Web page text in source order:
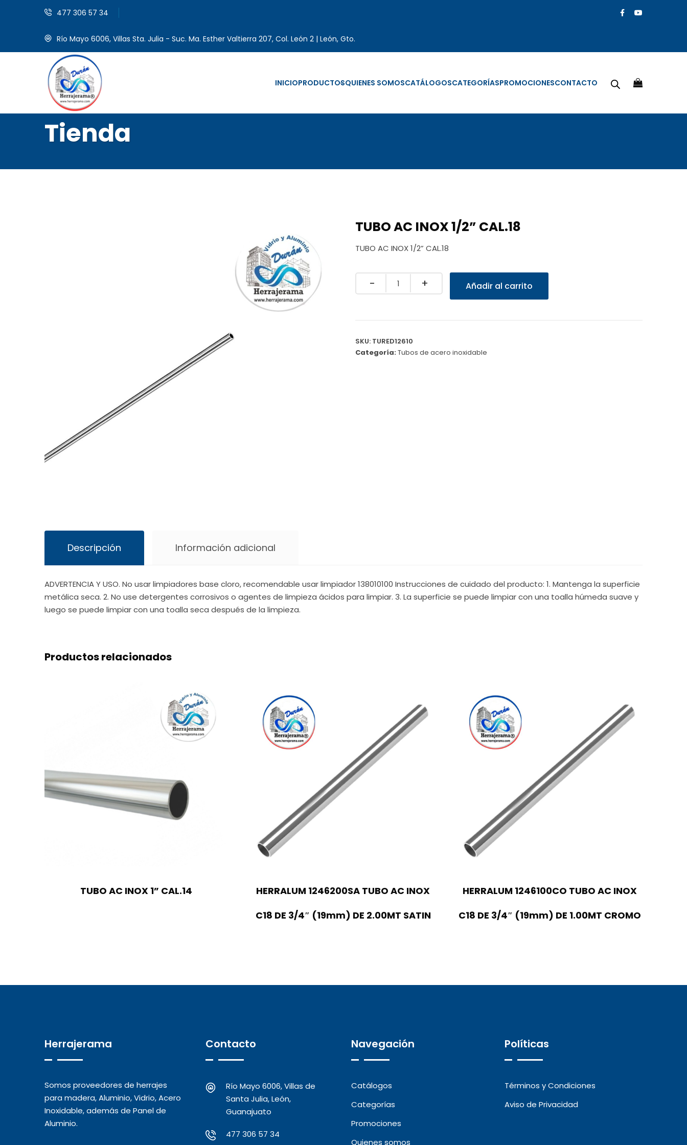
477 306 57 34
Río Mayo 6006, Villas Sta. Julia - Suc. Ma. Esther Valtierra 207, Col. León 2 | León, Gto.
INICIOPRODUCTOSQUIENES SOMOSCATÁLOGOSCATEGORÍASPROMOCIONESCONTACTO
Tienda
TUBO AC INOX 1/2” CAL.18
TUBO AC INOX 1/2” CAL.18
Quantity Añadir al carrito
SKU: TURED12610
Categoría:Tubos de acero inoxidable
Descripción Información adicional
ADVERTENCIA Y USO. No usar limpiadores base cloro, recomendable usar limpiador 138010100 Instrucciones de cuidado del producto: 1. Mantenga la superficie
metálica seca. 2. No use detergentes corrosivos o agentes de limpieza ácidos para limpiar. 3. La superficie se puede limpiar con una toalla húmeda suave y
luego se puede limpiar con una toalla seca después de la limpieza.
Productos relacionados
TUBO AC INOX 1” CAL.14
HERRALUM 1246200SA TUBO AC INOX
C18 DE 3/4″ (19mm) DE 2.00MT SATIN
HERRALUM 1246100CO TUBO AC INOX
C18 DE 3/4″ (19mm) DE 1.00MT CROMO
Herrajerama
Somos proveedores de herrajes
para madera, Aluminio, Vidrio, Acero
Inoxidable, además de Panel de
Aluminio.
Contacto
Río Mayo 6006, Villas de
Santa Julia, León,
Guanajuato
477 306 57 34
Navegación
Catálogos
Categorías
Promociones
Quienes somos
Políticas
Términos y Condiciones
Aviso de Privacidad